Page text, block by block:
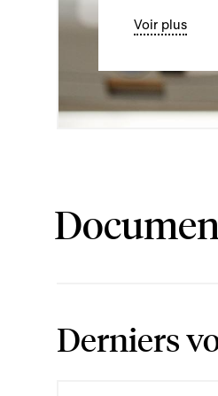
Voir plus
Derniers